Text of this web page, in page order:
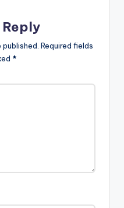
Required fields
*